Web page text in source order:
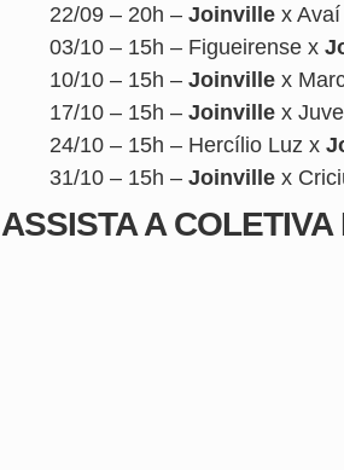
22/09 – 20h – Joinville x
03/10 – 15h – Figueirense x
10/10 – 15h – Joinville x
17/10 – 15h – Joinville x
24/10 – 15h – Hercílio Luz x
31/10 – 15h – Joinville x
ASSISTA A